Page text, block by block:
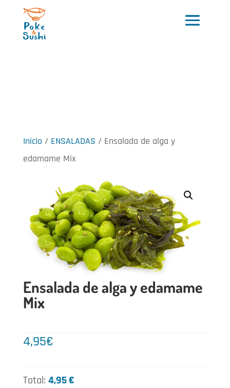
Inicio / ENSALADAS / Ensalada de alga y
edamame Mix
Ensalada de alga y edamame
Mix
4,95€
Total: 4,95 €